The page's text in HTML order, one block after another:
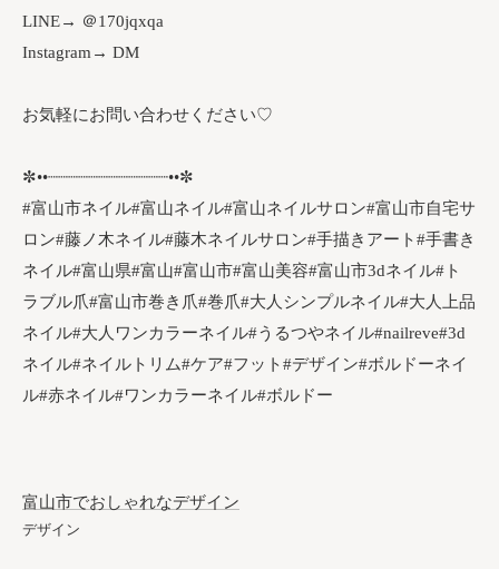
LINE→ ＠170jqxqa
Instagram→ DM
お気軽にお問い合わせください♡
✼••┈┈┈┈┈┈┈┈┈┈┈┈••✼
#富山市ネイル#富山ネイル#富山ネイルサロン#富山市自宅サ
ロン#藤ノ木ネイル#藤木ネイルサロン#手描きアート#手書き
ネイル#富山県#富山#富山市#富山美容#富山市3dネイル#ト
ラブル爪#富山市巻き爪#巻爪#大人シンプルネイル#大人上品
ネイル#大人ワンカラーネイル#うるつやネイル#nailreve#3d
ネイル#ネイルトリム#ケア#フット#デザイン#ボルドーネイ
ル#赤ネイル#ワンカラーネイル#ボルドー
富山市でおしゃれなデザイン
デザイン